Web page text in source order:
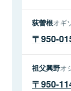
荻曽根オギ
950-
祖父興野オ
950-